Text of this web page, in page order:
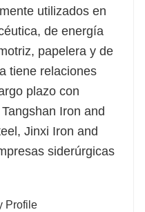
utilizados en
de energía
papelera y de
tiene relaciones
plazo con
Iron and
Jinxi Iron and
siderúrgicas